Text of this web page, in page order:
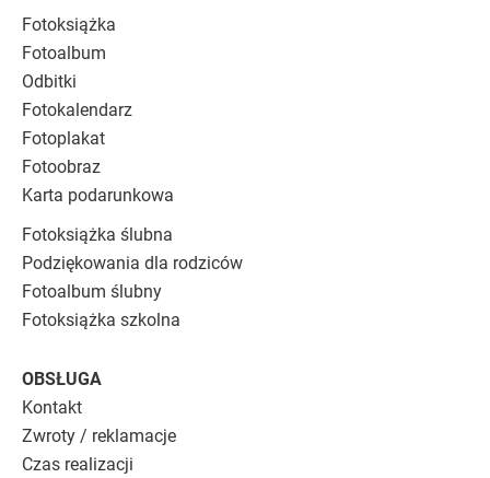
Fotoksiążka
Fotoalbum
Odbitki
Fotokalendarz
Fotoplakat
Fotoobraz
Karta podarunkowa
Fotoksiążka ślubna
Podziękowania dla rodziców
Fotoalbum ślubny
Fotoksiążka szkolna
OBSŁUGA
Kontakt
Zwroty / reklamacje
Czas realizacji